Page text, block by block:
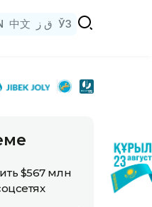
中文 ق ز ЎЗ
$567 млн